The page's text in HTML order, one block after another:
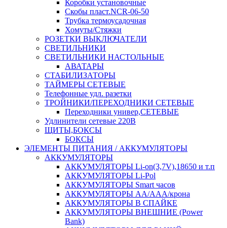
Коробки установочные
Скобы пласт.NCR-06-50
Трубка термоусадочная
Хомуты/Стяжки
РОЗЕТКИ ВЫКЛЮЧАТЕЛИ
СВЕТИЛЬНИКИ
СВЕТИЛЬНИКИ НАСТОЛЬНЫЕ
АВАТАРЫ
СТАБИЛИЗАТОРЫ
ТАЙМЕРЫ СЕТЕВЫЕ
Телефонные удл. разетки
ТРОЙНИКИ/ПЕРЕХОДНИКИ СЕТЕВЫЕ
Переходники универ,СЕТЕВЫЕ
Удлинители сетевые 220В
ЩИТЫ,БОКСЫ
БОКСЫ
ЭЛЕМЕНТЫ ПИТАНИЯ / АККУМУЛЯТОРЫ
АККУМУЛЯТОРЫ
АККУМУЛЯТОРЫ Li-on(3,7V),18650 и т.п
АККУМУЛЯТОРЫ Li-Pol
АККУМУЛЯТОРЫ Smart часов
АККУМУЛЯТОРЫ АА/ААА/крона
АККУМУЛЯТОРЫ В СПАЙКЕ
АККУМУЛЯТОРЫ ВНЕШНИЕ (Power
Bank)